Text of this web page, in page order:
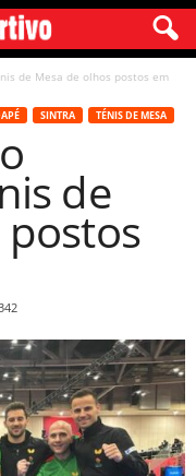
de Mesa de olhos postos em
SINTRA TÉNIS DE MESA
de
postos